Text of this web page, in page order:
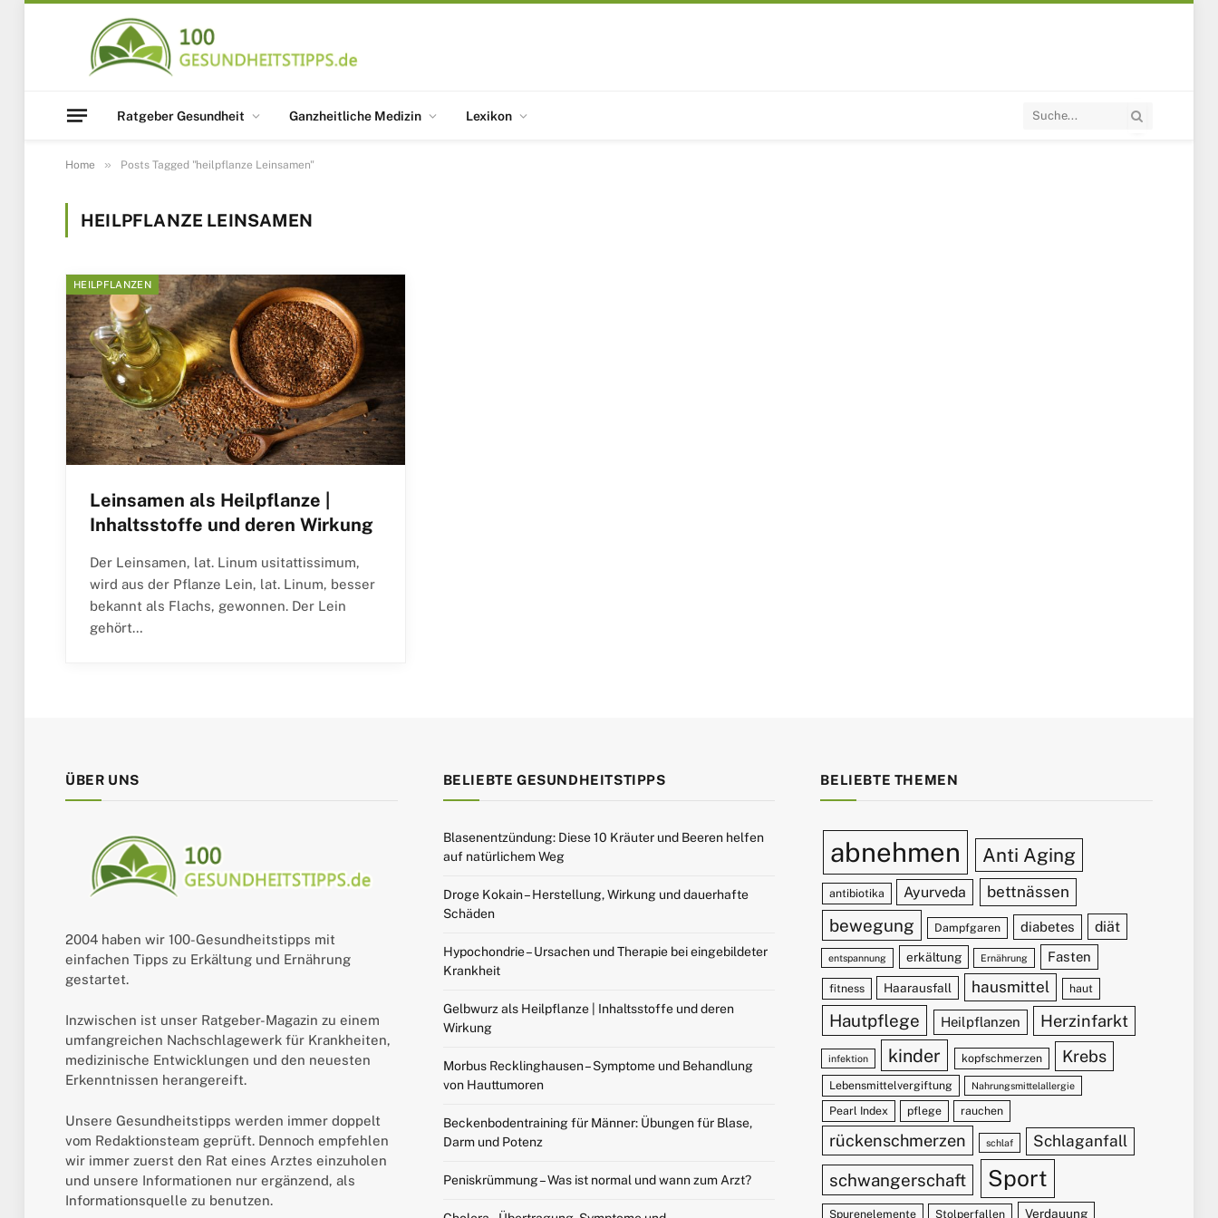
Ratgeber Gesundheit Ganzheitliche Medizin Lexikon
Home » Posts Tagged "heilpflanze Leinsamen"
HEILPFLANZE LEINSAMEN
HEILPFLANZEN
Leinsamen als Heilpflanze |
Inhaltsstoffe und deren Wirkung
Der Leinsamen, lat. Linum usitattissimum,
wird aus der Pflanze Lein, lat. Linum, besser
bekannt als Flachs, gewonnen. Der Lein
gehört…
ÜBER UNS
2004 haben wir 100-Gesundheitstipps mit
einfachen Tipps zu Erkältung und Ernährung
gestartet.
Inzwischen ist unser Ratgeber-Magazin zu einem
umfangreichen Nachschlagewerk für Krankheiten,
medizinische Entwicklungen und den neuesten
Erkenntnissen herangereift.
Unsere Gesundheitstipps werden immer doppelt
vom Redaktionsteam geprüft. Dennoch empfehlen
wir immer zuerst den Rat eines Arztes einzuholen
und unsere Informationen nur ergänzend, als
Informationsquelle zu benutzen.
BELIEBTE GESUNDHEITSTIPPS
Blasenentzündung: Diese 10 Kräuter und Beeren helfen
auf natürlichem Weg
Droge Kokain – Herstellung, Wirkung und dauerhafte
Schäden
Hypochondrie – Ursachen und Therapie bei eingebildeter
Krankheit
Gelbwurz als Heilpflanze | Inhaltsstoffe und deren
Wirkung
Morbus Recklinghausen – Symptome und Behandlung
von Hauttumoren
Beckenbodentraining für Männer: Übungen für Blase,
Darm und Potenz
Peniskrümmung – Was ist normal und wann zum Arzt?
BELIEBTE THEMEN
abnehmen Anti Aging
antibiotika Ayurveda bettnässen
bewegung Dampfgaren diabetes diät
entspannung erkältung Ernährung Fasten
fitness Haarausfall hausmittel haut
Hautpflege Heilpflanzen Herzinfarkt
infektion kinder kopfschmerzen Krebs
Lebensmittelvergiftung Nahrungsmittelallergie
Pearl Index pflege rauchen
rückenschmerzen schlaf Schlaganfall
schwangerschaft Sport
Spurenelemente Stolperfallen Verdauung